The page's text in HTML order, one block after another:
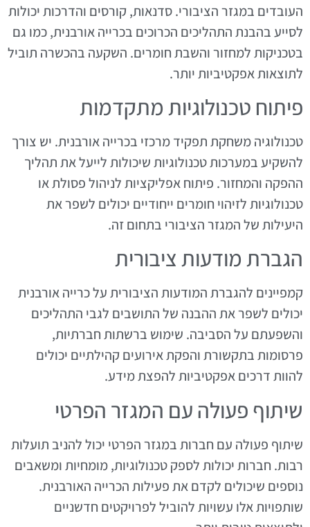
העובדים במגזר הציבורי. סדנאות, קורסים והדרכות יכולות
לסייע בהבנת התהליכים הכרוכים בכרייה אורבנית, כמו גם
בטכניקות למחזור והשבת חומרים. השקעה בהכשרה תוביל
לתוצאות אפקטיביות יותר.
פיתוח טכנולוגיות מתקדמות
טכנולוגיה משחקת תפקיד מרכזי בכרייה אורבנית. יש צורך
להשקיע במערכות טכנולוגיות שיכולות לייעל את תהליך
ההפקה והמחזור. פיתוח אפליקציות לניהול פסולת או
טכנולוגיות לזיהוי חומרים ייחודיים יכולים לשפר את
היעילות של המגזר הציבורי בתחום זה.
הגברת מודעות ציבורית
קמפיינים להגברת המודעות הציבורית על כרייה אורבנית
יכולים לשפר את ההבנה של התושבים לגבי התהליכים
והשפעתם על הסביבה. שימוש ברשתות חברתיות,
פרסומות בתקשורת והפקת אירועים קהילתיים יכולים
להוות דרכים אפקטיביות להפצת מידע.
שיתוף פעולה עם המגזר הפרטי
שיתוף פעולה עם חברות במגזר הפרטי יכול להניב תועלות
רבות. חברות יכולות לספק טכנולוגיות, מומחיות ומשאבים
נוספים שיכולים לקדם את פעילות הכרייה האורבנית.
שותפויות אלו עשויות להוביל לפרויקטים חדשניים